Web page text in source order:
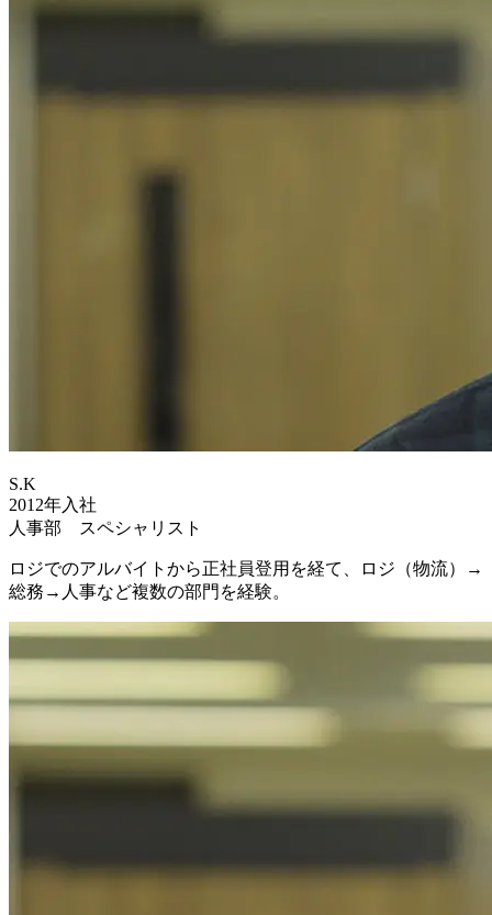
S.K
2012年入社
人事部 スペシャリスト
ロジでのアルバイトから正社員登用を経て、ロジ（物流）→
総務→人事など複数の部門を経験。